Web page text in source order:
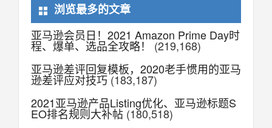
浏览最多的文章
亚马逊会员日！2021 Amazon Prime Day时
程、爆单、选品全攻略！
(219,168)
亚马逊差评回复模板，2020老手惯用的亚马
逊差评应对技巧 (183,187)
2021亚马逊产品Listing优化、亚马逊标题S
EO排名规则大补帖 (180,518)